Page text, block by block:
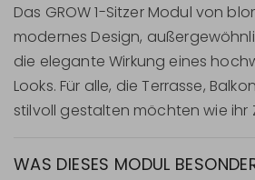
Das GROW 1-Sitzer Modul von
modernes Design,
die elegante Wirkung eines
Looks. Für alle, die Terrasse,
stilvoll gestalten möchten wie ihr
WAS DIESES MODUL